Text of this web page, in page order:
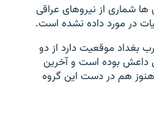
شماری از نیروهای عراقی
در مورد داده نشده است.
غرب بغداد موقعیت دارد از دو
داعش بوده است و آخرین
هم در دست این گروه